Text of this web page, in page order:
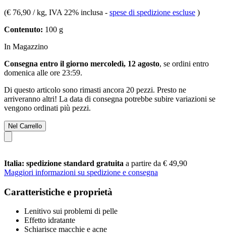
(€ 76,90 / kg, IVA 22% inclusa - spese di spedizione escluse )
Contenuto: 100 g
In Magazzino
Consegna entro il giorno mercoledì, 12 agosto, se ordini entro
domenica alle ore 23:59.
Di questo articolo sono rimasti ancora 20 pezzi. Presto ne
arriveranno altri! La data di consegna potrebbe subire variazioni se
vengono ordinati più pezzi.
Nel Carrello
Italia: spedizione standard gratuita a partire da € 49,90
Maggiori informazioni su spedizione e consegna
Caratteristiche e proprietà
Lenitivo sui problemi di pelle
Effetto idratante
Schiarisce macchie e acne